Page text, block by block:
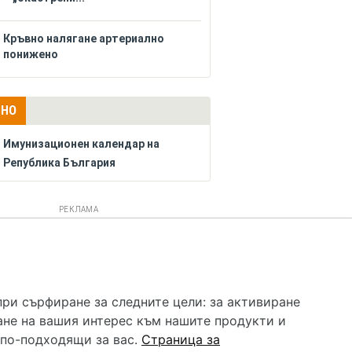
Кръвно налягане артериално
понижено
Имунизационен календар на
Република България
РЕКЛАМА
все че се полагат всички усилия за обновяване и
и самолечението могат да бъдат опасни за
помощ!
сърфиране за следните цели: за активиране
на вашия интерес към нашите продукти и
подходящи за вас. Страница за